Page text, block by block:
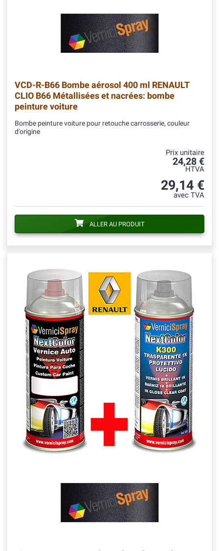
VCD-R-B66 Bombe aérosol 400 ml RENAULT
CLIO B66 Métallisées et nacrées: bombe
peinture voiture
Bombe peinture voiture pour retouche carrosserie, couleur
d'origine
Prix unitaire
24,28 €
HTVA
29,14 €
avec TVA
ALLER AU PRODUIT